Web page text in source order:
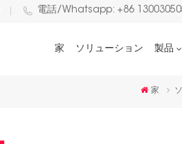
電話/Whatsapp: +86
家 ソリューション 製品
家